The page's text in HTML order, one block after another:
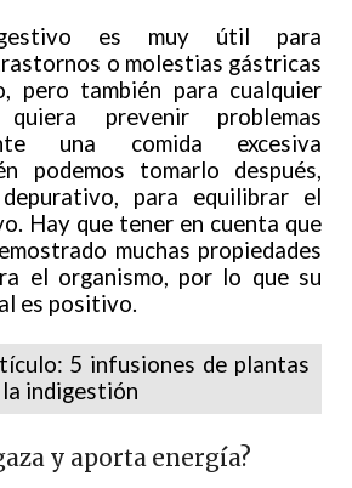
es muy útil para
o molestias gástricas
pero también para cualquier
prevenir problemas
una comida excesiva
podemos tomarlo después,
para equilibrar el
Hay que tener en cuenta que
muchas propiedades
el organismo, por lo que su
es positivo.
5 infusiones de plantas
indigestión
y aporta energía?